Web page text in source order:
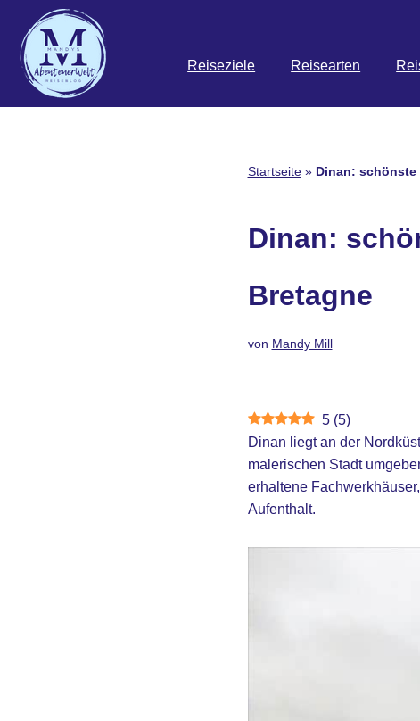
Zum
Inhalt
springen
Reiseziele Reisearten
Startseite» Dinan:
Dinan:
Bretagne
von Mandy Mill
5 (5)
Dinan liegt an der
malerischen Stadt
erhaltene
Aufenthalt.